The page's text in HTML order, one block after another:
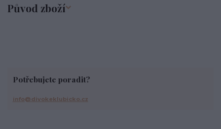
Původ zboží
Potřebujete poradit?
info@divokeklubicko.cz